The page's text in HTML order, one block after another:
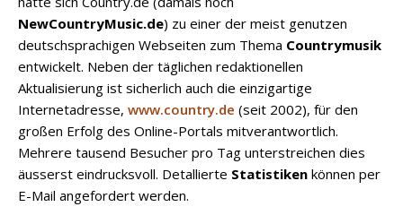
„Taylor Gold“ zeigt die Kraft der Akustik
NewCountryMusic.de) zu einer der meist genutzen
deutschsprachigen Webseiten zum Thema Countrymusik
entwickelt. Neben der täglichen redaktionellen
Aktualisierung ist sicherlich auch die einzigartige
Internetadresse, www.country.de (seit 2002), für den
großen Erfolg des Online-Portals mitverantwortlich.
Mehrere tausend Besucher pro Tag unterstreichen dies
äusserst eindrucksvoll. Detallierte Statistiken können per
E-Mail angefordert werden.